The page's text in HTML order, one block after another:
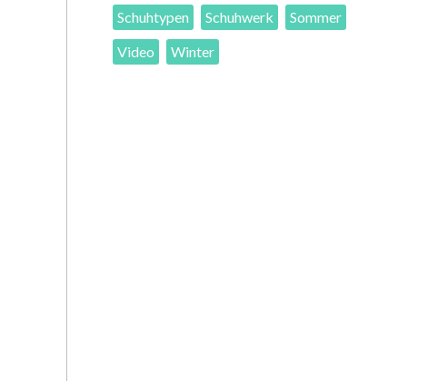
Schuhtypen
Schuhwerk
Sommer
Video
Winter